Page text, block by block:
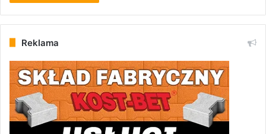
Reklama